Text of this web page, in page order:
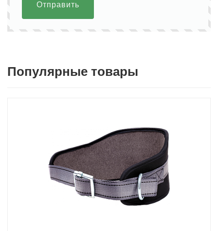
Отправить
Популярные товары